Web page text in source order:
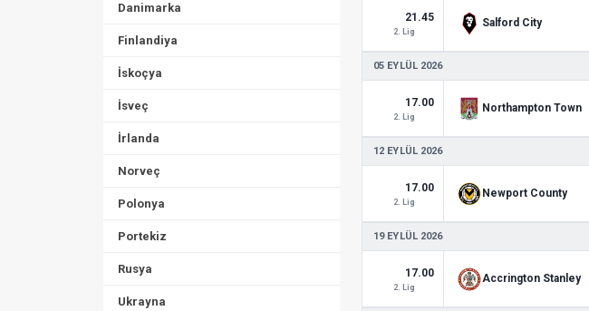
Danimarka
Finlandiya
İskoçya
İsveç
İrlanda
Norveç
Polonya
Portekiz
Rusya
Ukrayna
21.45
2. Lig
Salford City
05 EYLÜL 2026
17.00
2. Lig
Northampton Town
12 EYLÜL 2026
17.00
2. Lig
Newport County
19 EYLÜL 2026
17.00
2. Lig
Accrington Stanley